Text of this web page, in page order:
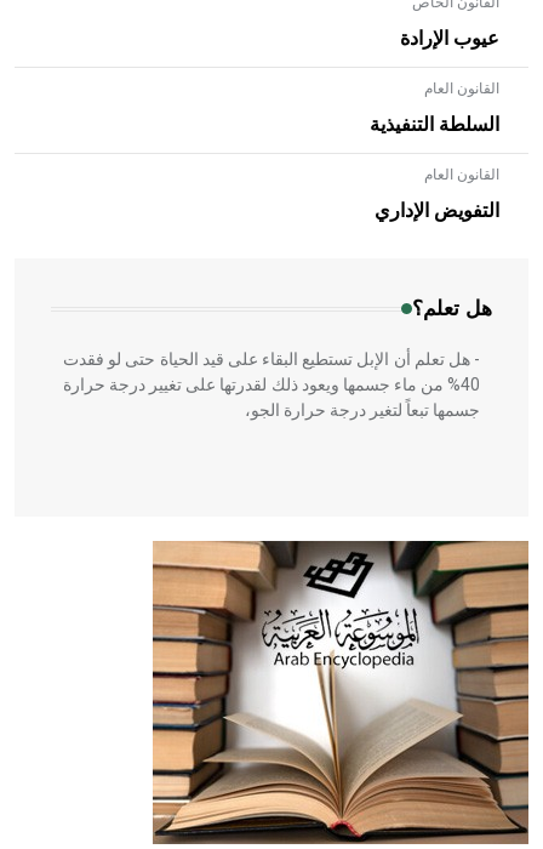
عيوب الإرادة
القانون العام
السلطة التنفيذية
القانون العام
التفويض الإداري
هل تعلم؟
- هل تعلم أن الأبلق نوع من الفنون الهندسية التي ارتبطت
بالعمارة الإسلامية في بلاد الشام ومصر خاصة، حيث يحرص
المعمار على بناء مداميكه وخاصة في الواجهات
- هل تعلم أن الإبل تستطيع البقاء على قيد الحياة حتى لو فقدت
40% من ماء جسمها ويعود ذلك لقدرتها على تغيير درجة حرارة
جسمها تبعاً لتغير درجة حرارة الجو،
- هل تعلم أن أبقراط كتب في الطب أربعة مؤلفات هي:
الحكم، الأدلة، تنظيم التغذية، ورسالته في جروح الرأس. ويعود
له الفضل بأنه حرر الطب من الدين والفلسفة.
- هل تعلم أن المرجان إفراز حيواني يتكون في البحر ويتركب
من مادة كربونات الكلسيوم، وهو أحمر أو شديد الحمرة وهو
أجود أنواعه، ويمتاز بكبر الحجم ويسمى الش